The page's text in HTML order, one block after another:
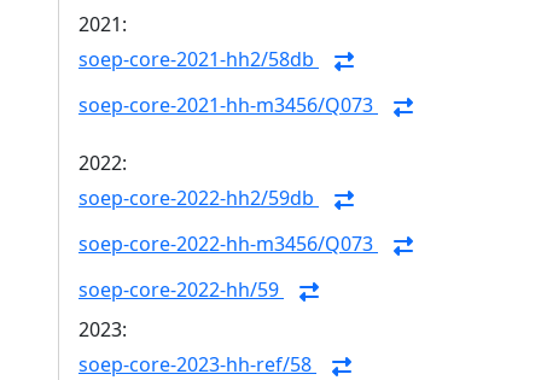
2021:
soep-core-2021-hh2/58db
soep-core-2021-hh-m3456/Q073
2022:
soep-core-2022-hh2/59db
soep-core-2022-hh-m3456/Q073
soep-core-2022-hh/59
2023:
soep-core-2023-hh-ref/58